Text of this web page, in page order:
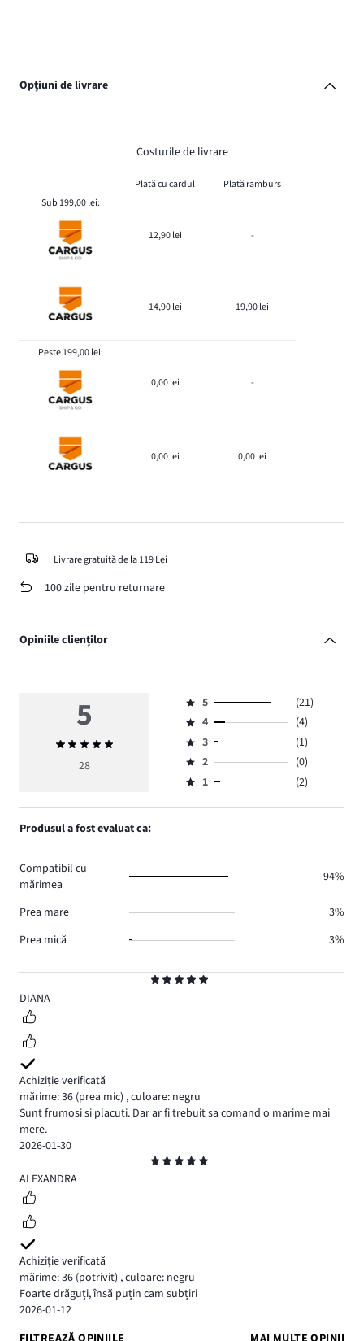
Opțiuni de livrare
Costurile de livrare
Plată cu cardul
Plată ramburs
Sub 199,00 lei:
12,90 lei -
14,90 lei 19,90 lei
Peste 199,00 lei:
0,00 lei -
0,00 lei 0,00 lei
Livrare gratuită de la 119 Lei
100 zile pentru returnare
Opiniile clienților
5
DIANA
Achiziție verificată
mărime: 36 (prea mic) ,culoare: negru
Sunt frumosi si placuti. Dar ar fi trebuit sa comand o marime mai
mere.
2026-01-30
5
ALEXANDRA
Achiziție verificată
mărime: 36 (potrivit) ,culoare: negru
Foarte drăguți, însă puțin cam subțiri
2026-01-12
5
Evaluarea
medie
28
Evaluare
5,
numărul
de
voturi
21.
5
(21)
Evaluare
4,
numărul
de
4.
4
(4)
Evaluare
3,
numărul
3
(1)
Evaluare
2,
2
(0)
Evaluare
1,
1 (2)
Produsul a fost evaluat ca:
Compatibil cu
mărimea
94%
Prea mare
3%
Prea mică
3%